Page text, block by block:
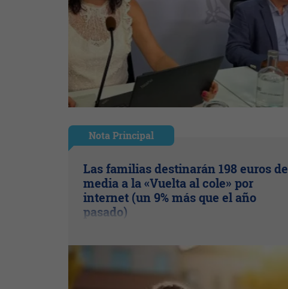
Nota Principal
Las familias destinarán 198 euros de
media a la «Vuelta al cole» por
internet (un 9% más que el año
pasado)